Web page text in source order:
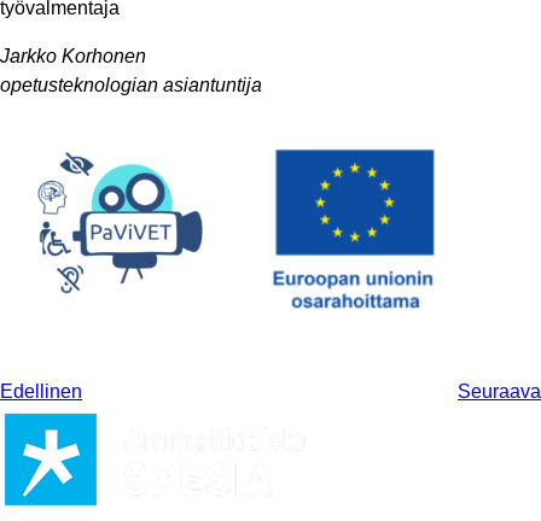
työvalmentaja
Jarkko Korhonen
opetusteknologian asiantuntija
Edellinen Seuraava